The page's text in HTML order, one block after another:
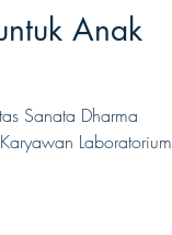
Anak
Sanata Dharma
Laboratorium